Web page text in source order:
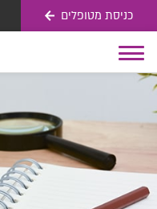
כניסת מטופלים
Toggle
navigation